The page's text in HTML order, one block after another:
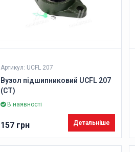
Артикул: UCFL 207
Вузол підшипниковий UCFL 207
(CT)
В наявності
157 грн Детальніше